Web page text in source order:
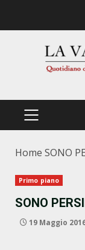
PRIMÄRES
Home SONO
Primo piano
SONO
19 Maggio